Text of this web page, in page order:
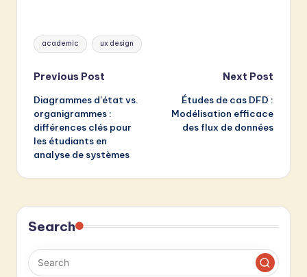
Tags:
academic ux design
Post
navigation
Previous Post
Diagrammes d’état vs.
organigrammes :
différences clés pour
les étudiants en
analyse de systèmes
Next Post
Études de cas DFD :
Modélisation efficace
des flux de données
Search